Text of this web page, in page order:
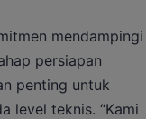
mendampingi
persiapan
penting untuk
level teknis. “Kami